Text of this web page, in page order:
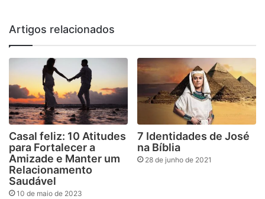
Artigos relacionados
Casal feliz: 10 Atitudes
para Fortalecer a
Amizade e Manter um
Relacionamento
Saudável
10 de maio de 2023
7 Identidades de José
na Bíblia
28 de junho de 2021